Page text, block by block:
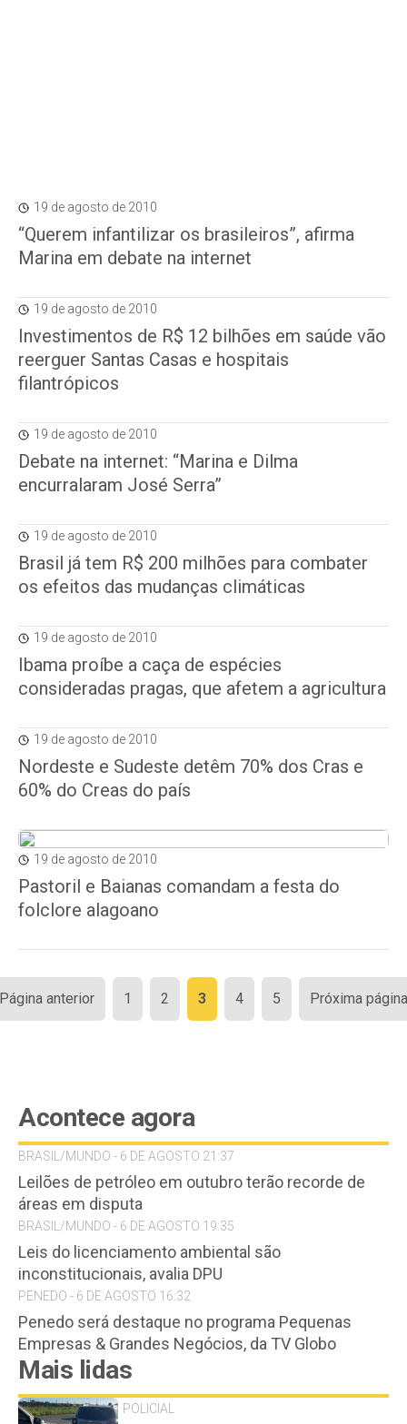
19 de agosto de 2010
“Querem infantilizar os brasileiros”, afirma
Marina em debate na internet
19 de agosto de 2010
Investimentos de R$ 12 bilhões em saúde vão
reerguer Santas Casas e hospitais
filantrópicos
19 de agosto de 2010
Debate na internet: “Marina e Dilma
encurralaram José Serra”
19 de agosto de 2010
Brasil já tem R$ 200 milhões para combater
os efeitos das mudanças climáticas
19 de agosto de 2010
Ibama proíbe a caça de espécies
consideradas pragas, que afetem a agricultura
19 de agosto de 2010
Nordeste e Sudeste detêm 70% dos Cras e
60% do Creas do país
19 de agosto de 2010
Pastoril e Baianas comandam a festa do
folclore alagoano
Paginação
de
anterior 1 2 3 4 5 Próxima
Acontece agora
BRASIL/MUNDO - 6 DE AGOSTO 21:37
Leilões de petróleo em outubro terão recorde de
áreas em disputa
BRASIL/MUNDO - 6 DE AGOSTO 19:35
Leis do licenciamento ambiental são
inconstitucionais, avalia DPU
PENEDO - 6 DE AGOSTO 16:32
Penedo será destaque no programa Pequenas
Empresas & Grandes Negócios, da TV Globo
Mais lidas
POLICIAL